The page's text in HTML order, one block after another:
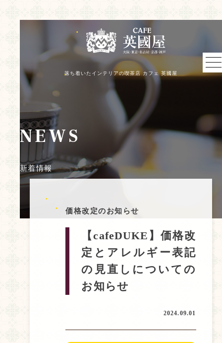
落ち着いたインテリアの喫茶店 カフェ 英國屋
NEWS
新着情報
価格改定のお知らせ
【cafeDUKE】価格改
定とアレルギー表記
の見直しについての
お知らせ
2024.09.01